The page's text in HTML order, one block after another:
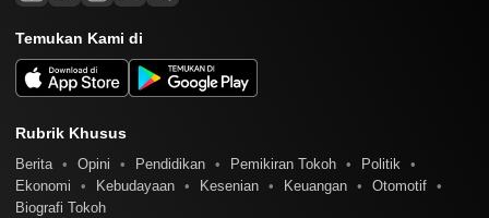
Temukan Kami di
Rubrik Khusus
Berita Opini Pendidikan Pemikiran Tokoh
Politik
Ekonomi
Kebudayaan Kesenian Keuangan
Otomotif
Biografi Tokoh